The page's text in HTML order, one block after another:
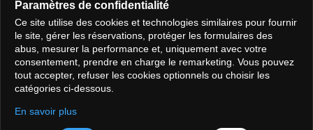
Politique des cookies
RGPD
Paramètres de confidentialité
SUIVEZ-NOUS
Paramètres de confidentialité
Ce site utilise des cookies et technologies similaires pour fournir
le site, gérer les réservations, protéger les formulaires des
abus, mesurer la performance et, uniquement avec votre
consentement, prendre en charge le remarketing. Vous pouvez
tout accepter, refuser les cookies optionnels ou choisir les
catégories ci-dessous.
En savoir plus